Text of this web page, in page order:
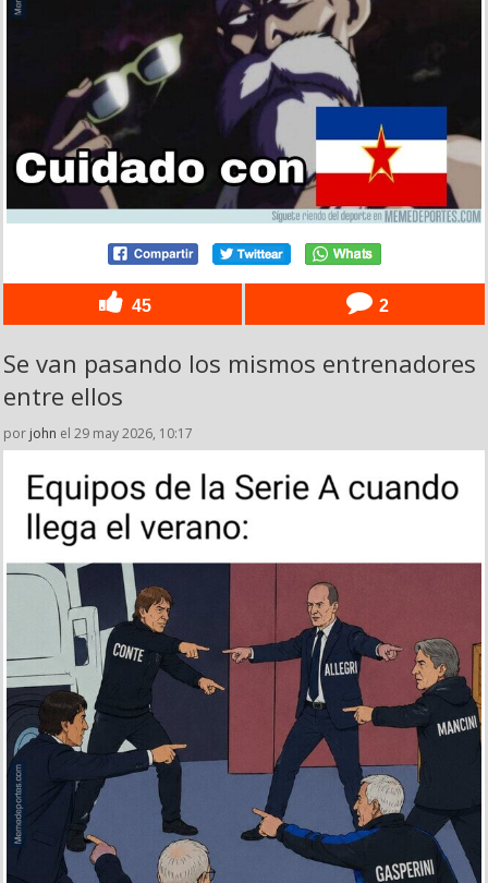
45 2
Se van pasando los mismos entrenadores
entre ellos
por john el 29 may 2026, 10:17